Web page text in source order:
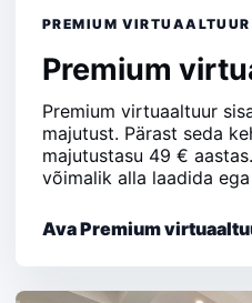
PREMIUM VIRTUAALTUUR
Premium
Premium virtuaaltuur
majutust. Pärast seda
majutustasu 49 €
võimalik alla laadida
Ava Premium